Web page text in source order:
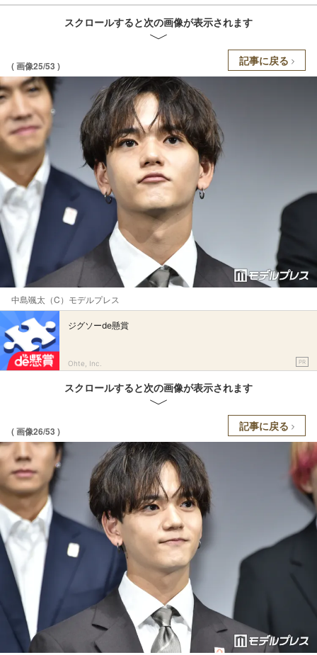
スクロールすると次の画像が表示されます
( 画像25/53 ) 記事に戻る
中島颯太（C）モデルプレス
ジグソーde懸賞
Ohte, Inc. PR
スクロールすると次の画像が表示されます
( 画像26/53 ) 記事に戻る